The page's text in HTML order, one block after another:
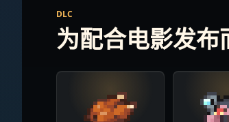
DLC
为配合电影发布